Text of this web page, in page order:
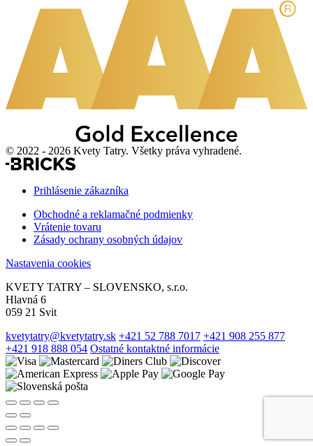
© 2022 - 2026 Kvety Tatry. Všetky práva vyhradené.
Prihlásenie zákazníka
Obchodné a reklamačné podmienky
Vrátenie tovaru
Zásady ochrany osobných údajov
Nastavenia cookies
KVETY TATRY – SLOVENSKO, s.r.o.
Hlavná 6
059 21 Svit
kvetytatry@kvetytatry.sk +421 52 788 7017 +421 908 255 877
+421 918 888 054 Ostatné kontaktné informácie